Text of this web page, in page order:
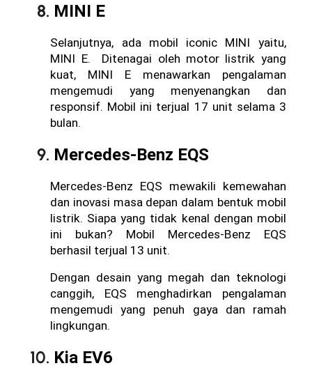
MINI E
Selanjutnya, ada mobil iconic MINI yaitu,
MINI E.  Ditenagai oleh motor listrik yang
kuat, MINI E menawarkan pengalaman
mengemudi yang menyenangkan dan
responsif. Mobil ini terjual 17 unit selama 3
bulan.
Mercedes-Benz EQS
Mercedes-Benz EQS mewakili kemewahan
dan inovasi masa depan dalam bentuk mobil
listrik. Siapa yang tidak kenal dengan mobil
ini bukan? Mobil Mercedes-Benz EQS
berhasil terjual 13 unit.
Dengan desain yang megah dan teknologi
canggih, EQS menghadirkan pengalaman
mengemudi yang penuh gaya dan ramah
lingkungan.
Kia EV6